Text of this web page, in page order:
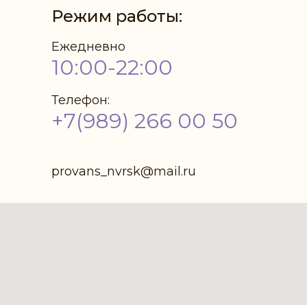
provans_nvrsk@mail.ru
Режим работы:
Ежедневно
Телефон:
10:00-22:00
+7(989) 266 00 50